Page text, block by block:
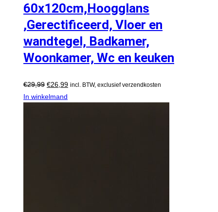
60x120cm,Hoogglans
,Gerectificeerd, Vloer en
wandtegel, Badkamer,
Woonkamer, Wc en keuken
€29,99 €26,99 incl. BTW, exclusief verzendkosten
In winkelmand